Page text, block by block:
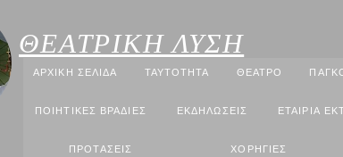
ΘΕΑΤΡΙΚΗ ΛΥΣΗ
ΑΡΧΙΚΗ ΣΕΛΙΔΑ ΤΑΥΤΟΤΗΤΑ ΘΕΑΤΡΟ
ΠΟΙΗΤΙΚΕΣ ΒΡΑΔΙΕΣ ΕΚΔΗΛΩΣΕΙΣ ΕΤΑΙΡΙΑ
ΠΡΟΤΑΣΕΙΣ ΧΟΡΗΓΙΕΣ